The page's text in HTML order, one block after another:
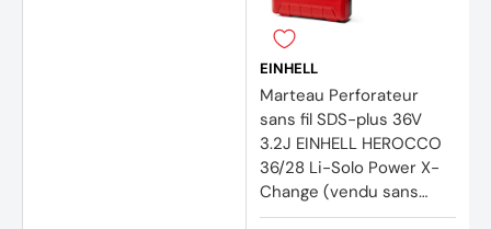
EINHELL
Marteau Perforateur
sans fil SDS-plus 36V
3.2J EINHELL HEROCCO
36/28 Li-Solo Power X-
Change (vendu sans
batterie)